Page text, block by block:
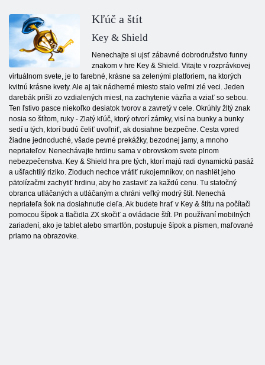
Kľúč a štít
Key & Shield
Nenechajte si ujsť zábavné dobrodružstvo funny
znakom v hre Key & Shield. Vitajte v rozprávkovej
virtuálnom svete, je to farebné, krásne sa zelenými platforiem, na ktorých
kvitnú krásne kvety. Ale aj tak nádherné miesto stalo veľmi zlé veci. Jeden
darebák prišli zo vzdialených miest, na zachytenie väzňa a vziať so sebou.
Ten ľstivo pasce niekoľko desiatok tvorov a zavretý v cele. Okrúhly žltý znak
nosia so štítom, ruky - Zlatý kľúč, ktorý otvorí zámky, visí na bunky a bunky
sedí u tých, ktorí budú čeliť uvoľniť, ak dosiahne bezpečne. Cesta vpred
žiadne jednoduché, všade pevné prekážky, bezodnej jamy, a mnoho
nepriateľov. Nenechávajte hrdinu sama v obrovskom svete plnom
nebezpečenstva. Key & Shield hra pre tých, ktorí majú radi dynamickú pasáž
a ušľachtilý riziko. Zloduch nechce vrátiť rukojemníkov, on nashlёt jeho
pätolízačmi zachytiť hrdinu, aby ho zastaviť za každú cenu. Tu statočný
obranca utláčaných a utláčaným a chráni veľký modrý štít. Nenechá
nepriateľa šok na dosiahnutie cieľa. Ak budete hrať v Key & štítu na počítači
pomocou šípok a tlačidla ZX skočiť a ovládacie štít. Pri používaní mobilných
zariadení, ako je tablet alebo smartfón, postupuje šípok a písmen, maľované
priamo na obrazovke.